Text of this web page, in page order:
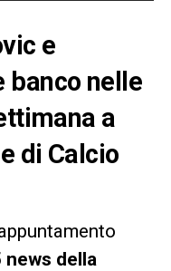
e
banco nelle
a
di Calcio
news della